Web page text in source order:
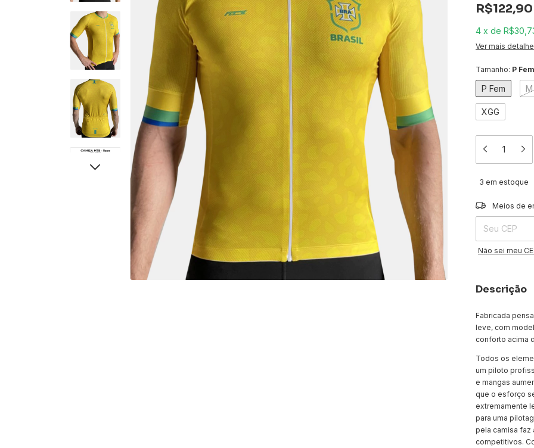
R$122,90
4 x de
Ver mais
Tamanho: P Fem
P Fem
XGG
3 em estoque
Entregas para o
Meios de
Não sei meu
Descrição
Fabricada
leve, com
conforto acima
Todos os
um piloto
e mangas
que o esforço
extremamente
para uma
pela camisa faz
competitivos.